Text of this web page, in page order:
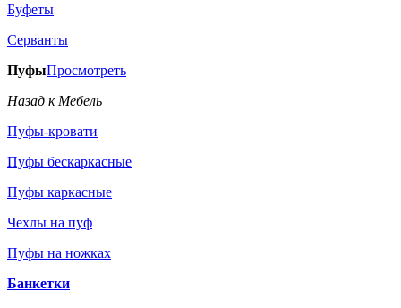
Буфеты
Серванты
ПуфыПросмотреть
Назад к Мебель
Пуфы-кровати
Пуфы бескаркасные
Пуфы каркасные
Чехлы на пуф
Пуфы на ножках
Банкетки